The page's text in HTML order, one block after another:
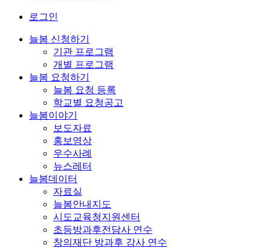
로그인
늘봄 신청하기
기관 프로그램
개별 프로그램
늘봄 요청하기
늘봄 요청 등록
학교별 요청공고
늘봄이야기
보도자료
홍보영상
우수사례
뉴스레터
늘봄데이터
자료실
늘봄안내지도
시도교육청지원센터
초등방과후전담사 연수
창의재단 방과후 강사 연수